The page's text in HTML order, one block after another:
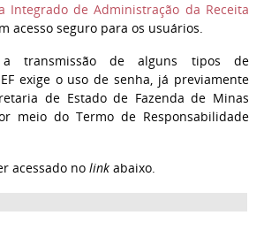
Integrado de Administração da Receita
acesso seguro para os usuários.
a transmissão de alguns tipos de
exige o uso de senha, já previamente
de Estado de Fazenda de Minas
meio do Termo de Responsabilidade
acessado no link abaixo.